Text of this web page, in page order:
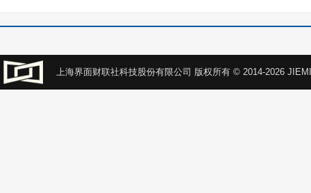
上海界面财联社科技股份有限公司 版权所有 © 2014-2026